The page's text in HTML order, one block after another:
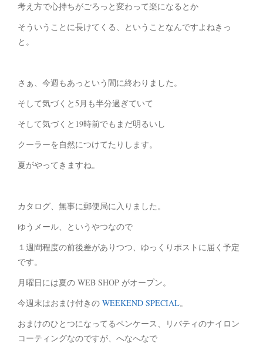
考え方で心持ちがごろっと変わって楽になるとか
そういうことに長けてくる、ということなんですよねきっ
と。
さぁ、今週もあっという間に終わりました。
そして気づくと5月も半分過ぎていて
そして気づくと19時前でもまだ明るいし
クーラーを自然につけてたりします。
夏がやってきますね。
カタログ、無事に郵便局に入りました。
ゆうメール、というやつなので
１週間程度の前後差がありつつ、ゆっくりポストに届く予定
です。
月曜日には夏の WEB SHOP がオープン。
今週末はおまけ付きの WEEKEND SPECIAL。
おまけのひとつになってるペンケース、リバティのナイロン
コーティングなのですが、へなへなで